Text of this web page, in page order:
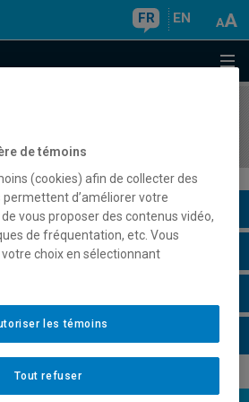
FR EN
de témoins
(cookies) afin de collecter des
d’améliorer votre
vous proposer des contenus vidéo,
de fréquentation, etc. Vous
choix en sélectionnant
Tout refuser
les témoins